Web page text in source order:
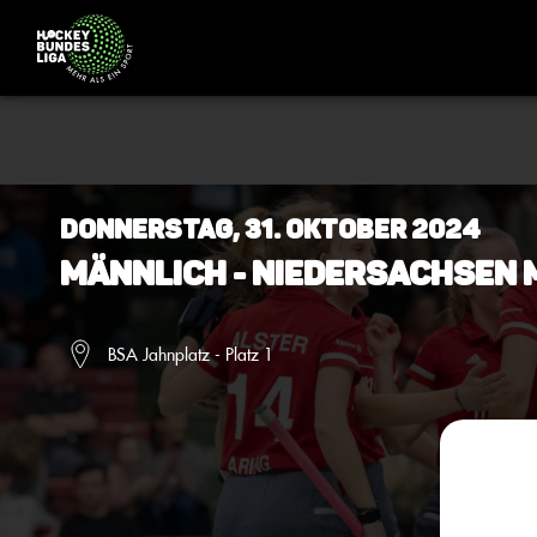
Donnerstag, 31. Oktober 2024
Männlich - Niedersachsen
BSA Jahnplatz - Platz 1